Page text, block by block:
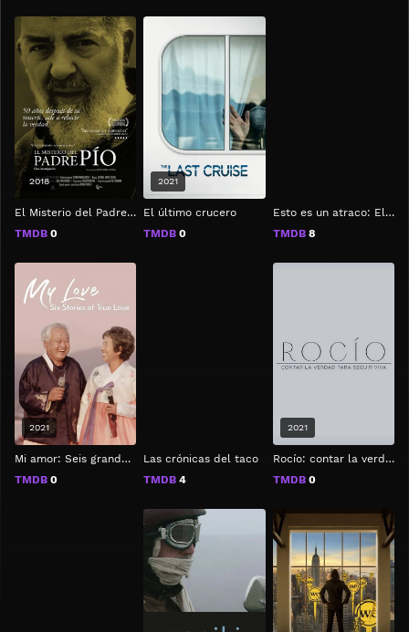
El Misterio del Padre Pío
TMDB 0
2018
El último crucero
TMDB 0
2021
Esto es un atraco: El mayor robo de arte del mundo
TMDB8
Mi amor: Seis grandes historias de amor
TMDB 0
2021
Las crónicas del taco
TMDB 4
Rocío: contar la verdad para seguir viva
TMDB0
2021